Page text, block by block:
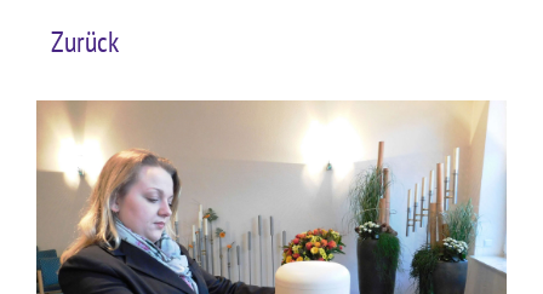
Zurück